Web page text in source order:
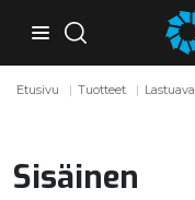
Etusivu Tuotteet
Sisäinen